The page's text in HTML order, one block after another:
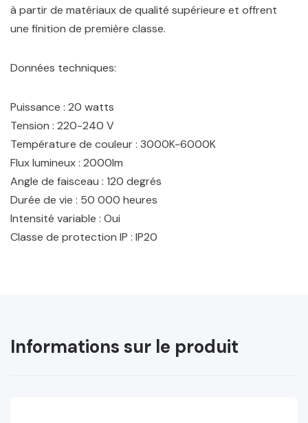
à partir de matériaux de qualité supérieure et offrent
une finition de première classe.
Données techniques:
Puissance : 20 watts
Tension : 220-240 V
Température de couleur : 3000K-6000K
Flux lumineux : 2000lm
Angle de faisceau : 120 degrés
Durée de vie : 50 000 heures
Intensité variable : Oui
Classe de protection IP : IP20
Informations sur le produit